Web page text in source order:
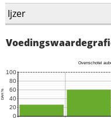
Ijzer